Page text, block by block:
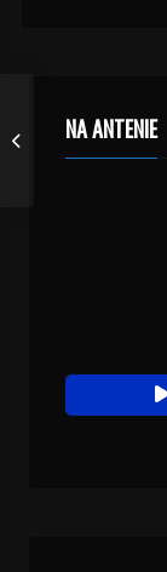
NA ANTENIE